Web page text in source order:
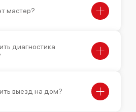
мастер?
диагностика
выезд на дом?